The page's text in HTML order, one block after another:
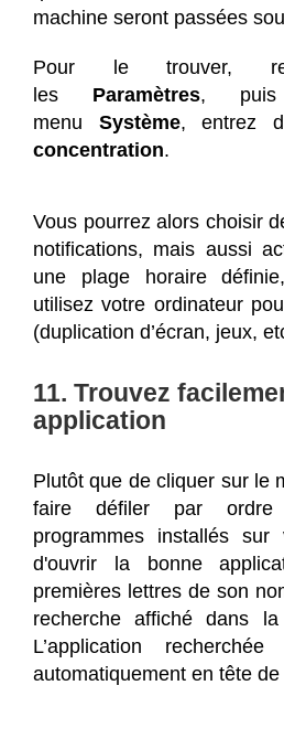
machine seront passées
Pour le trouver,
les Paramètres,
menu Système, entrez
concentration.
Vous pourrez alors choisir
notifications, mais aussi
une plage horaire
utilisez votre ordinateur
(duplication d’écran, jeux,
11. Trouvez
application
Plutôt que de cliquer sur le
faire défiler par ordre
programmes installés sur
d'ouvrir la bonne
premières lettres de son
recherche affiché dans
L’application
automatiquement en tête de